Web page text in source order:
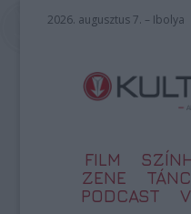
2026. augusztus 7. – Ibolya
FILM
ZENE
TÁNC
PODCAST